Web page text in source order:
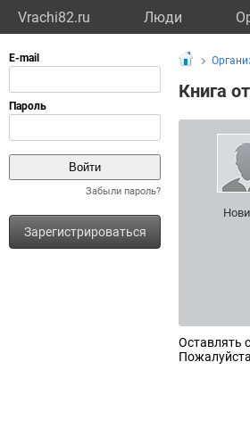
Vrachi82.ru Люди
Забыли пароль?
Зарегистрироваться
Книга
Оставлять